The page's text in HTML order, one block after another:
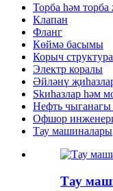
Торба һәм
Клапан
Фланг
Көймә басымы
Корыч
Электр коралы
Әйләнү
Skиһазлар һәм
Нефть чыганагы
Офшор
Тау машиналары
Тау